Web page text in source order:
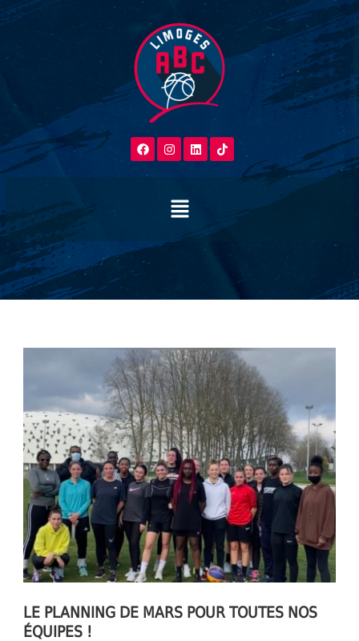
LE PLANNING DE MARS POUR TOUTES NOS
ÉQUIPES !